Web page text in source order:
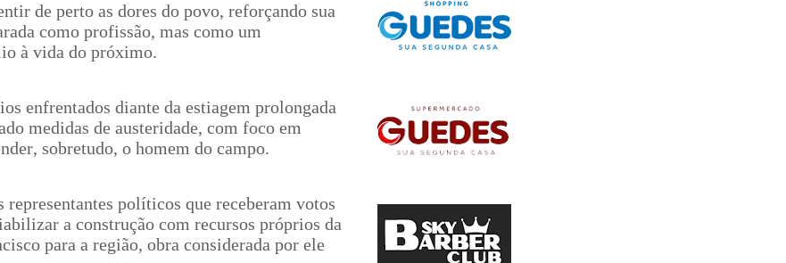
de perto as dores do povo, reforçando sua
como profissão, mas como um
à vida do próximo.
enfrentados diante da estiagem prolongada
medidas de austeridade, com foco em
sobretudo, o homem do campo.
políticos que receberam votos
a construção com recursos próprios da
para a região, obra considerada por ele